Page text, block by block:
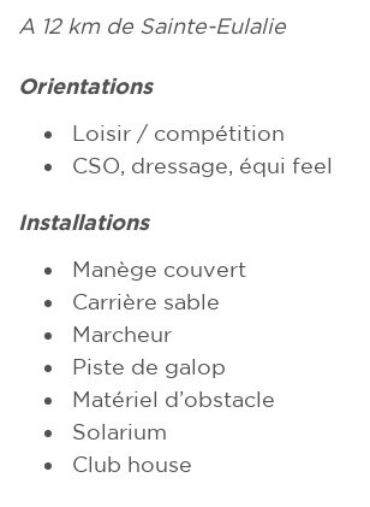
A 12 km de Sainte-Eulalie
Orientations
Loisir / compétition
CSO, dressage, équi feel
Installations
Manège couvert
Carrière sable
Marcheur
Piste de galop
Matériel d’obstacle
Solarium
Club house